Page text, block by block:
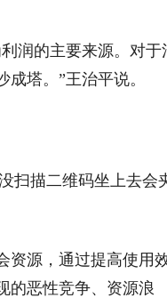
润的主要来源。对于
塔。”王治平说。
扫描二维码坐上去会
资源，通过提高使用
的恶性竞争、资源浪